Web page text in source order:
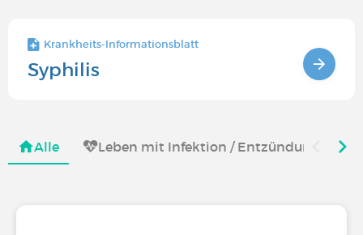
Krankheits-Informationsblatt
Syphilis
Alle Leben mit Infektion / Entzündung /